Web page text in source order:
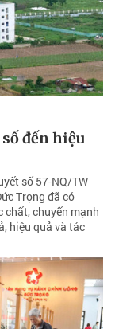
đến hiệu
số 57-NQ/TW
Trọng đã có
chất, chuyển mạnh
hiệu quả và tác